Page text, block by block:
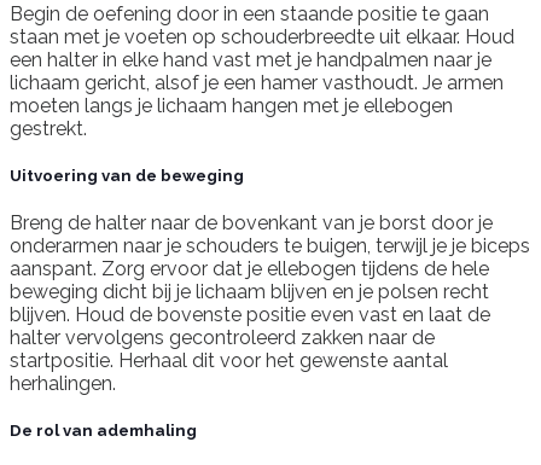
Begin de oefening door in een staande positie te gaan
staan met je voeten op schouderbreedte uit elkaar. Houd
een halter in elke hand vast met je handpalmen naar je
lichaam gericht, alsof je een hamer vasthoudt. Je armen
moeten langs je lichaam hangen met je ellebogen
gestrekt.
Uitvoering van de beweging
Breng de halter naar de bovenkant van je borst door je
onderarmen naar je schouders te buigen, terwijl je je biceps
aanspant. Zorg ervoor dat je ellebogen tijdens de hele
beweging dicht bij je lichaam blijven en je polsen recht
blijven. Houd de bovenste positie even vast en laat de
halter vervolgens gecontroleerd zakken naar de
startpositie. Herhaal dit voor het gewenste aantal
herhalingen.
De rol van ademhaling